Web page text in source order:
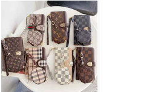
ンド 38mm 40mm 42mm 44mm
人気新作